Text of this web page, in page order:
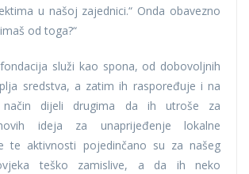
u našoj zajednici.“ Onda obavezno
od toga?“
služi kao spona, od dobovoljnih
sredstva, a zatim ih raspoređuje i na
način dijeli drugima da ih utroše za
ideja za unaprijeđenje lokalne
te aktivnosti pojedinčano su za našeg
teško zamislive, a da ih neko